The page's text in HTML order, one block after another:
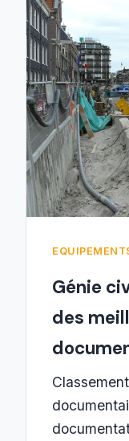
Génie
des